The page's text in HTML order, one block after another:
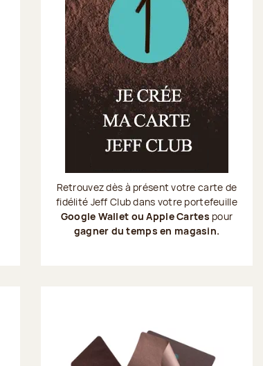
Retrouvez dès à présent votre carte de
fidélité Jeff Club dans votre portefeuille
Google Wallet ou Apple Cartes pour
gagner du temps en magasin.